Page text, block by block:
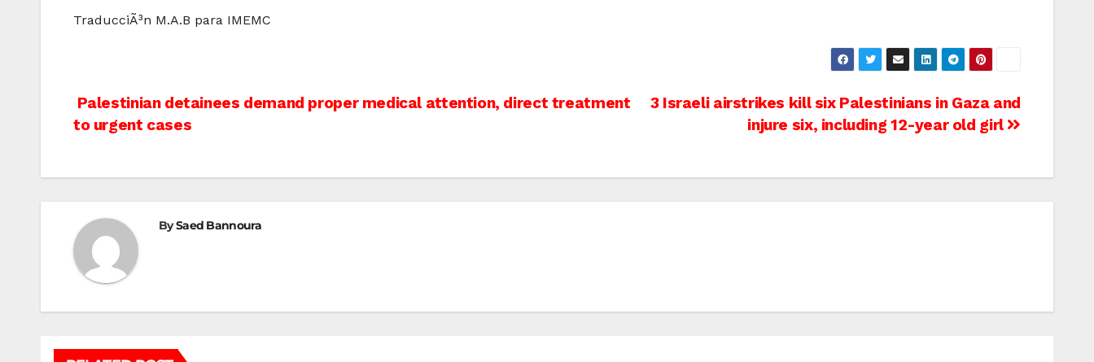
TraducciÃ³n M.A.B para IMEMC
Post
navigation
3 Israeli airstrikes kill six Palestinians in Gaza and
injure six, including 12-year old girl
Palestinian detainees demand proper medical attention, direct treatment
to urgent cases
BySaed Bannoura